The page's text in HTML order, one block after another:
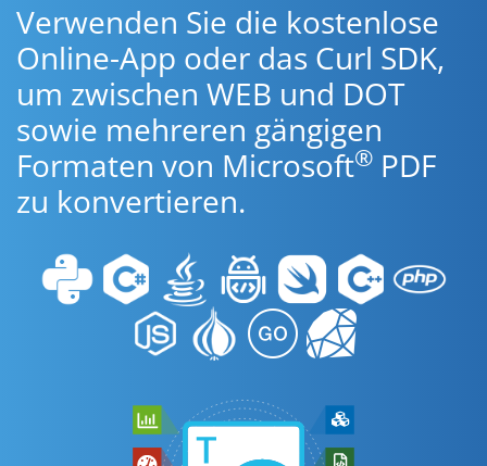
Verwenden Sie die kostenlose
Online-App oder das Curl SDK,
um zwischen WEB und DOT
sowie mehreren gängigen
Formaten von Microsoft® PDF
zu konvertieren.